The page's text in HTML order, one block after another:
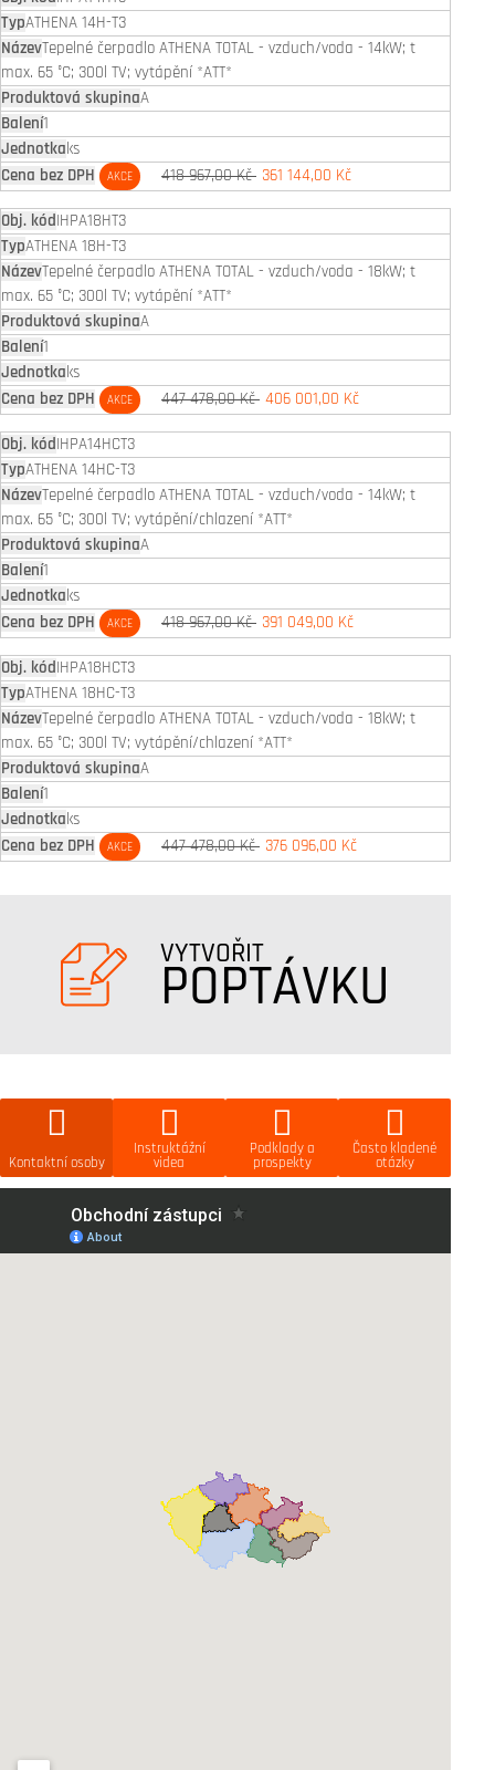
ATHENA 14H-T3
Tepelné čerpadlo ATHENA TOTAL - vzduch/voda - 14kW; t
max. 65 °C; 300l TV; vytápění *ATT*
A
1
ks
AKCE 418 967,00 Kč 361 144,00 Kč
IHPA18HT3
ATHENA 18H-T3
Tepelné čerpadlo ATHENA TOTAL - vzduch/voda - 18kW; t
max. 65 °C; 300l TV; vytápění *ATT*
A
1
ks
AKCE 447 478,00 Kč 406 001,00 Kč
IHPA14HCT3
ATHENA 14HC-T3
Tepelné čerpadlo ATHENA TOTAL - vzduch/voda - 14kW; t
max. 65 °C; 300l TV; vytápění/chlazení *ATT*
A
1
ks
AKCE 418 967,00 Kč 391 049,00 Kč
IHPA18HCT3
ATHENA 18HC-T3
Tepelné čerpadlo ATHENA TOTAL - vzduch/voda - 18kW; t
max. 65 °C; 300l TV; vytápění/chlazení *ATT*
A
1
ks
AKCE 447 478,00 Kč 376 096,00 Kč
VYTVOŘIT
POPTÁVKU
Kontaktní osoby
Instruktážní
videa
Podklady a
prospekty
Často kladené
otázky